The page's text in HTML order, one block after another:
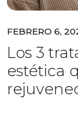
FEBRERO 6,
Los 3
estética